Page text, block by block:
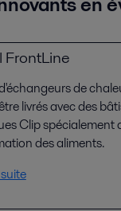
FrontLine
de
livrés avec des
Clip spécialement
des aliments.